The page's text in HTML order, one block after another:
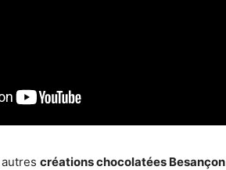
créations chocolatées Besançon